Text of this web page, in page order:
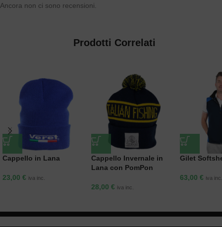
Ancora non ci sono recensioni.
Prodotti Correlati
Cappello in Lana
23,00 € iva inc.
Cappello Invernale in
Lana con PomPon
28,00€ iva inc.
Gilet
63,00€ iva